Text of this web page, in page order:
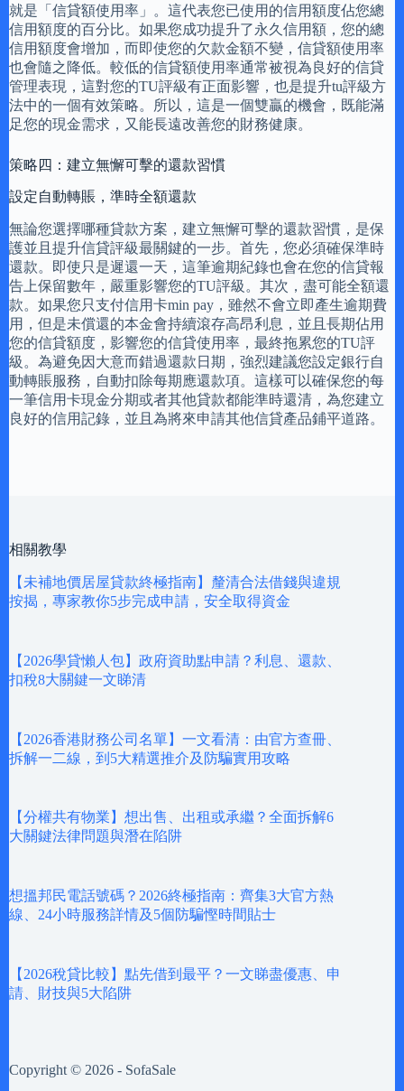
就是「信貸額使用率」。這代表您已使用的信用額度佔您總
信用額度的百分比。如果您成功提升了永久信用額，您的總
信用額度會增加，而即使您的欠款金額不變，信貸額使用率
也會隨之降低。較低的信貸額使用率通常被視為良好的信貸
管理表現，這對您的TU評級有正面影響，也是提升tu評級方
法中的一個有效策略。所以，這是一個雙贏的機會，既能滿
足您的現金需求，又能長遠改善您的財務健康。
策略四：建立無懈可擊的還款習慣
設定自動轉賬，準時全額還款
無論您選擇哪種貸款方案，建立無懈可擊的還款習慣，是保
護並且提升信貸評級最關鍵的一步。首先，您必須確保準時
還款。即使只是遲還一天，這筆逾期紀錄也會在您的信貸報
告上保留數年，嚴重影響您的TU評級。其次，盡可能全額還
款。如果您只支付信用卡min pay，雖然不會立即產生逾期費
用，但是未償還的本金會持續滾存高昂利息，並且長期佔用
您的信貸額度，影響您的信貸使用率，最終拖累您的TU評
級。為避免因大意而錯過還款日期，強烈建議您設定銀行自
動轉賬服務，自動扣除每期應還款項。這樣可以確保您的每
一筆信用卡現金分期或者其他貸款都能準時還清，為您建立
良好的信用記錄，並且為將來申請其他信貸產品鋪平道路。
相關教學
【未補地價居屋貸款終極指南】釐清合法借錢與違規
按揭，專家教你5步完成申請，安全取得資金
【2026學貸懶人包】政府資助點申請？利息、還款、
扣稅8大關鍵一文睇清
【2026香港財務公司名單】一文看清：由官方查冊、
拆解一二線，到5大精選推介及防騙實用攻略
【分權共有物業】想出售、出租或承繼？全面拆解6
大關鍵法律問題與潛在陷阱
想搵邦民電話號碼？2026終極指南：齊集3大官方熱
線、24小時服務詳情及5個防騙慳時間貼士
【2026稅貸比較】點先借到最平？一文睇盡優惠、申
請、財技與5大陷阱
Copyright © 2026 - SofaSale